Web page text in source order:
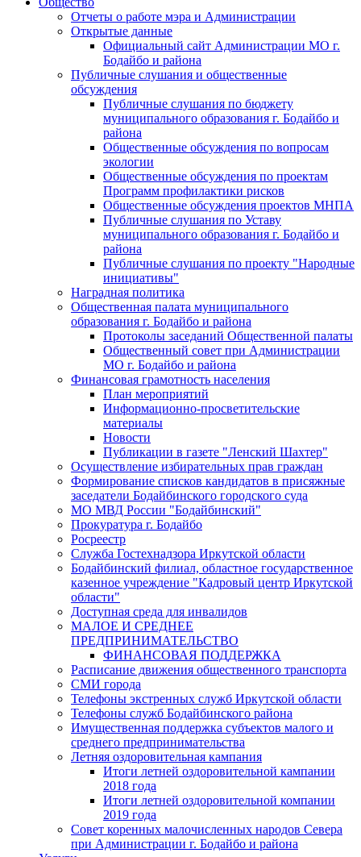
Отчеты о работе мэра и Администрации
Открытые данные
Официальный сайт Администрации МО г.
Бодайбо и района
Публичные слушания и общественные
обсуждения
Публичные слушания по бюджету
муниципального образования г. Бодайбо и
района
Общественные обсуждения по вопросам
экологии
Общественные обсуждения по проектам
Программ профилактики рисков
Общественные обсуждения проектов МНПА
Публичные слушания по Уставу
муниципального образования г. Бодайбо и
района
Публичные слушания по проекту "Народные
инициативы"
Наградная политика
Общественная палата муниципального
образования г. Бодайбо и района
Протоколы заседаний Общественной палаты
Общественный совет при Администрации
МО г. Бодайбо и района
Финансовая грамотность населения
План мероприятий
Информационно-просветительские
материалы
Новости
Публикации в газете "Ленский Шахтер"
Осуществление избирательных прав граждан
Формирование списков кандидатов в присяжные
заседатели Бодайбинского городского суда
МО МВД России "Бодайбинский"
Прокуратура г. Бодайбо
Росреестр
Служба Гостехнадзора Иркутской области
Бодайбинский филиал, областное государственное
казенное учреждение "Кадровый центр Иркутской
области"
Доступная среда для инвалидов
МАЛОЕ И СРЕДНЕЕ
ПРЕДПРИНИМАТЕЛЬСТВО
ФИНАНСОВАЯ ПОДДЕРЖКА
Расписание движения общественного транспорта
СМИ города
Телефоны экстренных служб Иркутской области
Телефоны служб Бодайбинского района
Имущественная поддержка субъектов малого и
среднего предпринимательства
Летняя оздоровительная кампания
Итоги летней оздоровительной кампании
2018 года
Итоги летней оздоровительной компании
2019 года
Совет коренных малочисленных народов Севера
при Администрации г. Бодайбо и района